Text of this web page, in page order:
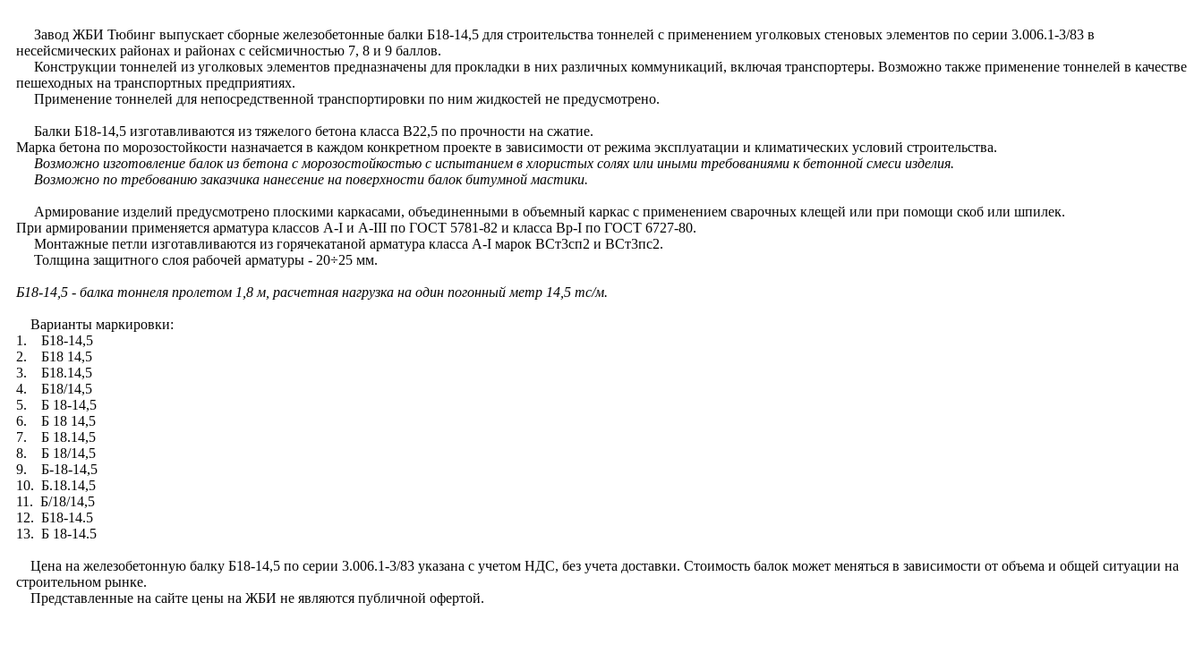
Завод ЖБИ Тюбинг выпускает сборные железобетонные балки Б18-14,5 для строительства тоннелей с применением уголковых стеновых элементов по серии 3.006.1-3/83 в
несейсмических районах и районах с сейсмичностью 7, 8 и 9 баллов.
Конструкции тоннелей из уголковых элементов предназначены для прокладки в них различных коммуникаций, включая транспортеры. Возможно также применение тоннелей в качестве
пешеходных на транспортных предприятиях.
Применение тоннелей для непосредственной транспортировки по ним жидкостей не предусмотрено.
Балки Б18-14,5 изготавливаются из тяжелого бетона класса В22,5 по прочности на сжатие.
Марка бетона по морозостойкости назначается в каждом конкретном проекте в зависимости от режима эксплуатации и климатических условий строительства.
Возможно изготовление балок из бетона с морозостойкостью с испытанием в хлористых солях или иными требованиями к бетонной смеси изделия.
Возможно по требованию заказчика нанесение на поверхности балок битумной мастики.
Армирование изделий предусмотрено плоскими каркасами, объединенными в объемный каркас с применением сварочных клещей или при помощи скоб или шпилек.
При армировании применяется арматура классов А-I и А-III по ГОСТ 5781-82 и класса Вр-I по ГОСТ 6727-80.
Монтажные петли изготавливаются из горячекатаной арматура класса А-I марок ВСт3сп2 и ВСт3пс2.
Толщина защитного слоя рабочей арматуры - 20÷25 мм.
Б18-14,5 - балка тоннеля пролетом 1,8 м, расчетная нагрузка на один погонный метр 14,5 тс/м.
Варианты маркировки:
1. Б18-14,5
2. Б18 14,5
3. Б18.14,5
4. Б18/14,5
5. Б 18-14,5
6. Б 18 14,5
7. Б 18.14,5
8. Б 18/14,5
9. Б-18-14,5
10. Б.18.14,5
11. Б/18/14,5
12. Б18-14.5
13. Б 18-14.5
Цена на железобетонную балку Б18-14,5 по серии 3.006.1-3/83 указана с учетом НДС, без учета доставки. Стоимость балок может меняться в зависимости от объема и общей ситуации на
строительном рынке.
Представленные на сайте цены на ЖБИ не являются публичной офертой.